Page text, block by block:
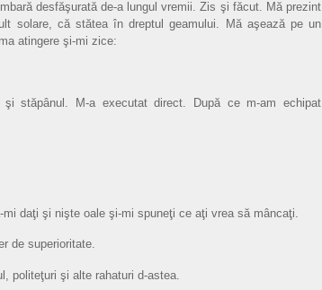
desfăşurată de-a lungul vremii. Zis şi făcut. Mă prezint
solare, că stătea în dreptul geamului. Mă aşează pe un
atingere şi-mi zice:
stăpânul. M-a executat direct. După ce m-am echipat
daţi şi nişte oale şi-mi spuneţi ce aţi vrea să mâncaţi.
de superioritate.
politeţuri şi alte rahaturi d-astea.